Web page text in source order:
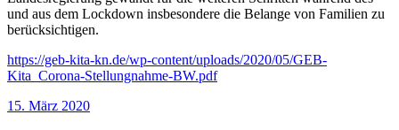
und aus dem Lockdown insbesondere die Belange von Familien zu
berücksichtigen.
https://geb-kita-kn.de/wp-content/uploads/2020/05/GEB-
Kita_Corona-Stellungnahme-BW.pdf
Veröffentlicht
15. März 2020